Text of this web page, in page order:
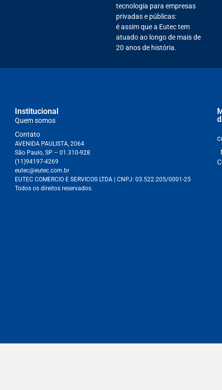
tecnologia para empresas
privadas e públicas:
é assim que a Eutec tem
atuado ao longo de mais de
20 anos de história.
Institucional
Quem somos
Contato
AVENIDA PAULISTA, 2064
São Paulo, SP – 01.310-928
(11)94197-4269
eutec@eutec.com.br
EUTEC COMERCIO E SERVICOS LTDA | CNPJ: 03.522.205/0001-25
Todos os direitos reservados.